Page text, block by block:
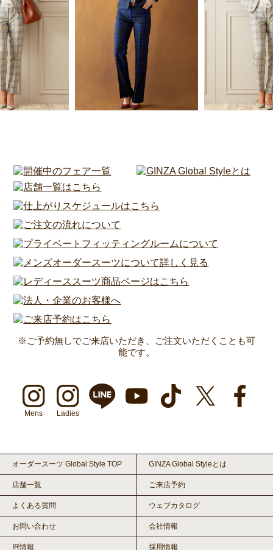
※ご予約無しでご来店いただき、ご注文いただくことも可
能です。
Mens Ladies
オーダースーツ Global Style TOP GINZA Global Styleとは
店舗一覧 ご来店予約
よくある質問 ウェブカタログ
お問い合わせ 会社情報
IR情報 採用情報